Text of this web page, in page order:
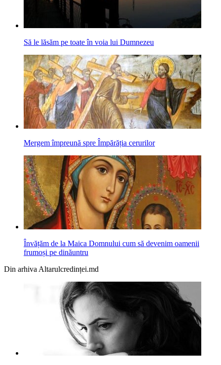
Să le lăsăm pe toate în voia lui Dumnezeu
Mergem împreună spre Împărăția cerurilor
Învățăm de la Maica Domnului cum să devenim oamenii
frumoși pe dinăuntru
Din arhiva Altarulcredinței.md